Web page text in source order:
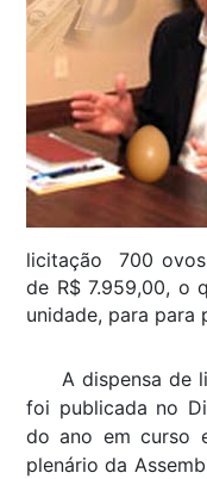
licitação 700
de R$ 7.959,00, o
unidade, para para
A dispensa de
foi publicada no
do ano em curso
plenário da